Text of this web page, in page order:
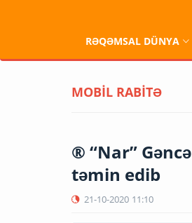
RƏQƏMSAL DÜNYA
MOBİL RABİTƏ
® “Nar”
təmin edib
21-10-2020 11:10